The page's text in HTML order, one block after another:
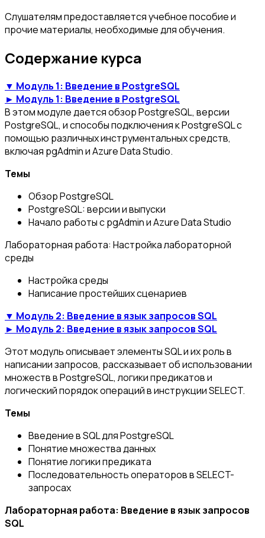
Слушателям предоставляется учебное пособие и
прочие материалы, необходимые для обучения.
Содержание курса
▼ Модуль 1: Введение в PostgreSQL
► Модуль 1: Введение в PostgreSQL
В этом модуле дается обзор PostgreSQL, версии
PostgreSQL, и способы подключения к PostgreSQL с
помощью различных инструментальных средств,
включая pgAdmin и Azure Data Studio.
Темы
Обзор PostgreSQL
PostgreSQL: версии и выпуски
Начало работы с pgAdmin и Azure Data Studio
Лабораторная работа: Настройка лабораторной
среды
Настройка среды
Написание простейших сценариев
▼ Модуль 2: Введение в язык запросов SQL
► Модуль 2: Введение в язык запросов SQL
Этот модуль описывает элементы SQL и их роль в
написании запросов, рассказывает об использовании
множеств в PostgreSQL, логики предикатов и
логический порядок операций в инструкции SELECT.
Темы
Введение в SQL для PostgreSQL
Понятие множества данных
Понятие логики предиката
Последовательность операторов в SELECT-
запросах
Лабораторная работа: Введение в язык запросов
SQL